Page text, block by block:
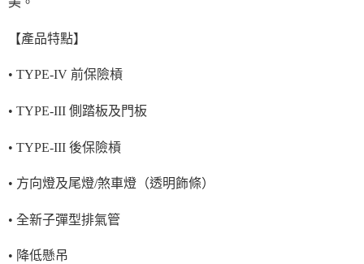
【產品特點】
• TYPE-IV 前保險槓
• TYPE-III 側踏板及門板
• TYPE-III 後保險槓
• 方向燈及尾燈/煞車燈（透明飾條）
• 全新子彈型排氣管
• 降低懸吊